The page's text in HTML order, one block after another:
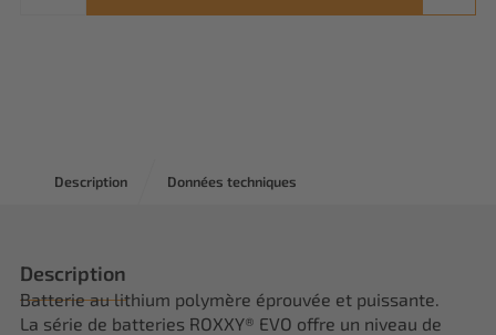
Description Données techniques
Description
Batterie au lithium polymère éprouvée et puissante.
La série de batteries ROXXY® EVO offre un niveau de